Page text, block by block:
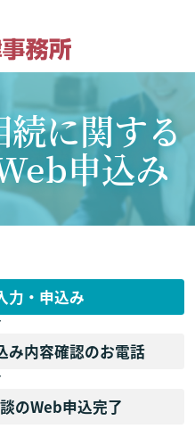
に関する
申込み
力・申込み
み内容確認のお電話
のWeb申込完了